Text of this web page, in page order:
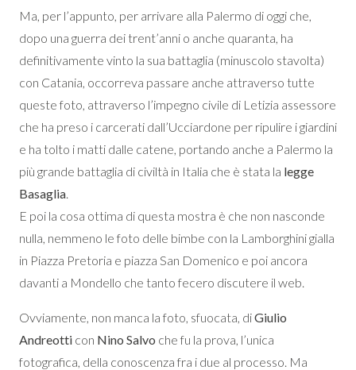
Ma, per l’appunto, per arrivare alla Palermo di oggi che,
dopo una guerra dei trent’anni o anche quaranta, ha
definitivamente vinto la sua battaglia (minuscolo stavolta)
con Catania, occorreva passare anche attraverso tutte
queste foto, attraverso l’impegno civile di Letizia assessore
che ha preso i carcerati dall’Ucciardone per ripulire i giardini
e ha tolto i matti dalle catene, portando anche a Palermo la
più grande battaglia di civiltà in Italia che è stata la legge
Basaglia
E poi la cosa ottima di questa mostra è che non nasconde
nulla, nemmeno le foto delle bimbe con la Lamborghini gialla
in Piazza Pretoria e piazza San Domenico e poi ancora
davanti a Mondello che tanto fecero discutere il web.
Ovviamente, non manca la foto, sfuocata, diGiulio
Andreotti con Nino Salvo che fu la prova, l’unica
fotografica, della conoscenza fra i due al processo. Ma